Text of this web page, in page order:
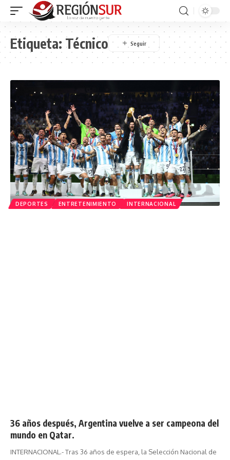
Etiqueta: Técnico
DEPORTES ENTRETENIMIENTO INTERNACIONAL
36 años después, Argentina vuelve a ser campeona del
mundo en Qatar.
INTERNACIONAL.- Tras 36 años de espera, la Selección Nacional de